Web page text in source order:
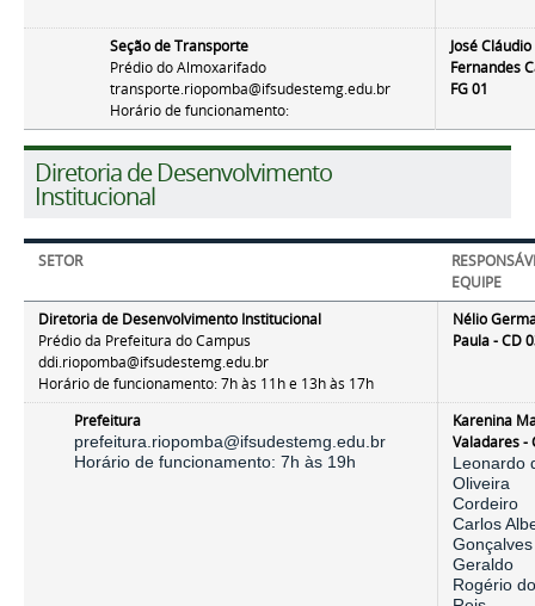
Seção de Transporte
Prédio do Almoxarifado
transporte.riopomba@ifsudestemg.edu.br
Horário de funcionamento:
José Cláudio
Fernandes
FG 01
Diretoria de Desenvolvimento
Institucional
SETOR
EQUIPE
Diretoria de Desenvolvimento Institucional
Prédio da Prefeitura do Campus
ddi.riopomba@ifsudestemg.edu.br
Horário de funcionamento: 7h às 11h e 13h às 17h
Nélio
Paula- CD
Prefeitura
prefeitura.riopomba@ifsudestemg.edu.br
Horário de funcionamento: 7h às 19h
Karenina
Valadares -
Leonardo
Oliveira
Cordeiro
Carlos
Geraldo
Rogério